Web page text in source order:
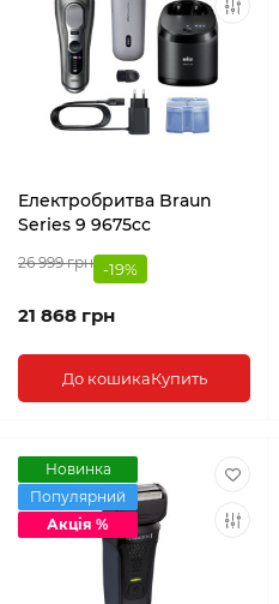
Електробритва Braun
Series 9 9675cc
26 999 грн -19%
21 868 грн
До кошикаКупить
Новинка
Популярний
Акція %